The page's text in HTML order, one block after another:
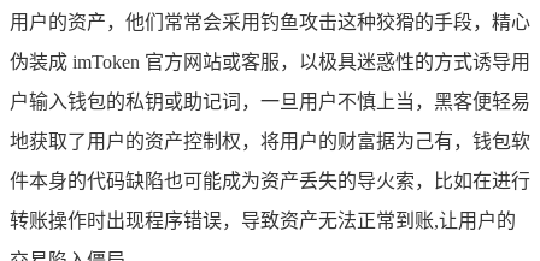
用户的资产，他们常常会采用钓鱼攻击这种狡猾的手段，精心
伪装成 imToken 官方网站或客服，以极具迷惑性的方式诱导用
户输入钱包的私钥或助记词，一旦用户不慎上当，黑客便轻易
地获取了用户的资产控制权，将用户的财富据为己有，钱包软
件本身的代码缺陷也可能成为资产丢失的导火索，比如在进行
转账操作时出现程序错误，导致资产无法正常到账,让用户的